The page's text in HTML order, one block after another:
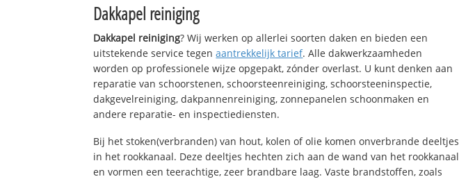
Dakkapel reiniging
Dakkapel reiniging? Wij werken op allerlei soorten daken en bieden een
uitstekende service tegenaantrekkelijk tarief. Alle dakwerkzaamheden
worden op professionele wijze opgepakt, zónder overlast. U kunt denken aan
reparatie van schoorstenen, schoorsteenreiniging, schoorsteeninspectie,
dakgevelreiniging, dakpannenreiniging, zonnepanelen schoonmaken en
andere reparatie- en inspectiediensten.
Bij het stoken(verbranden) van hout, kolen of olie komen onverbrande deeltjes
in het rookkanaal. Deze deeltjes hechten zich aan de wand van het rookkanaal
en vormen een teerachtige, zeer brandbare laag. Vaste brandstoffen, zoals